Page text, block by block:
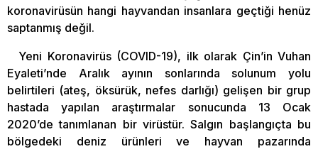
koronavirüsün hangi hayvandan insanlara geçtiği henüz
saptanmış değil.
Yeni Koronavirüs (COVID-19), ilk olarak Çin’in Vuhan
Eyaleti’nde Aralık ayının sonlarında solunum yolu
belirtileri (ateş, öksürük, nefes darlığı) gelişen bir grup
hastada yapılan araştırmalar sonucunda 13 Ocak
2020’de tanımlanan bir virüstür. Salgın başlangıçta bu
bölgedeki deniz ürünleri ve hayvan pazarında